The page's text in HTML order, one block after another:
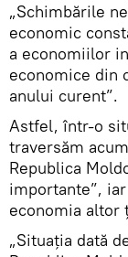
„Schimbările
economic
a economiilor
economice din
anului curent”.
Astfel, într-o
traversăm
Republica
importante”,
economia altor
„Situația dată